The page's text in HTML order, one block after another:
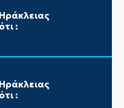
:
: